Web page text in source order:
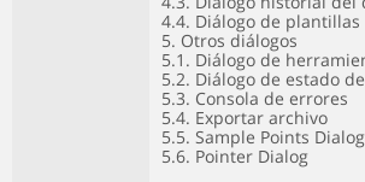
4.4. Diálogo de plantillas
5. Otros diálogos
5.1. Diálogo de
5.2. Diálogo de estado
5.3. Consola de errores
5.4. Exportar archivo
5.5. Sample Points Dialog
5.6. Pointer Dialog